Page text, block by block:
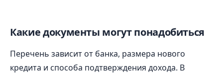
Какие документы могут понадобиться
Перечень зависит от банка, размера нового
кредита и способа подтверждения дохода. В